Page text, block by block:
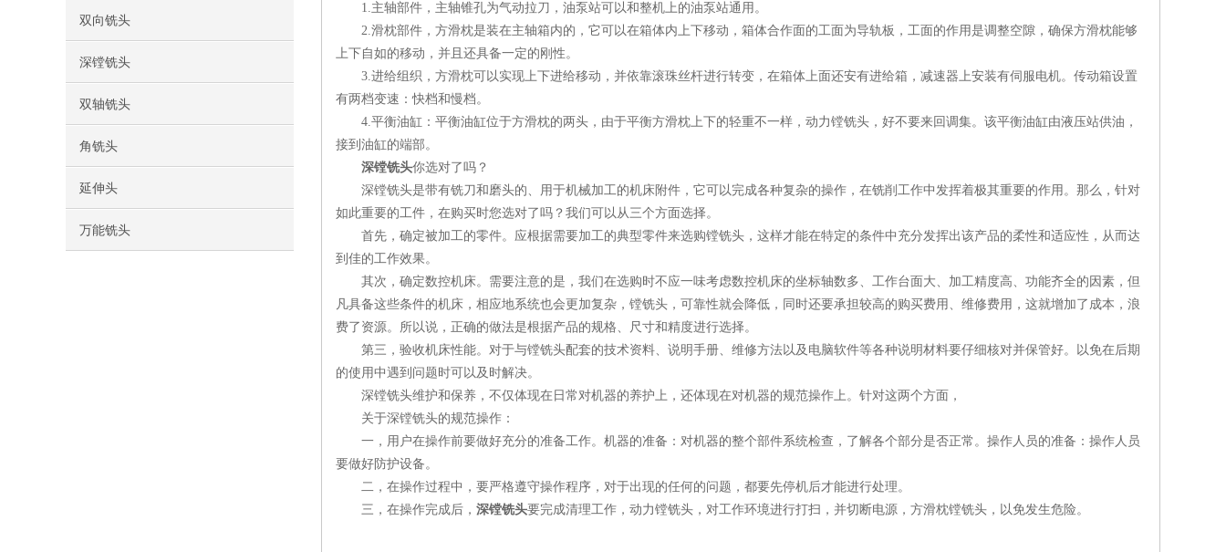
双向铣头
深镗铣头
双轴铣头
角铣头
延伸头
万能铣头
1.主轴部件，主轴锥孔为气动拉刀，油泵站可以和整机上的油泵站通用。
2.滑枕部件，方滑枕是装在主轴箱内的，它可以在箱体内上下移动，箱体合作面的工面为导轨板，工面的作用是调整空隙，确保方滑枕能够
上下自如的移动，并且还具备一定的刚性。
3.进给组织，方滑枕可以实现上下进给移动，并依靠滚珠丝杆进行转变，在箱体上面还安有进给箱，减速器上安装有伺服电机。传动箱设置
有两档变速：快档和慢档。
4.平衡油缸：平衡油缸位于方滑枕的两头，由于平衡方滑枕上下的轻重不一样，动力镗铣头，好不要来回调集。该平衡油缸由液压站供油，
接到油缸的端部。
深镗铣头你选对了吗？
深镗铣头是带有铣刀和磨头的、用于机械加工的机床附件，它可以完成各种复杂的操作，在铣削工作中发挥着极其重要的作用。那么，针对
如此重要的工件，在购买时您选对了吗？我们可以从三个方面选择。
首先，确定被加工的零件。应根据需要加工的典型零件来选购镗铣头，这样才能在特定的条件中充分发挥出该产品的柔性和适应性，从而达
到佳的工作效果。
其次，确定数控机床。需要注意的是，我们在选购时不应一味考虑数控机床的坐标轴数多、工作台面大、加工精度高、功能齐全的因素，但
凡具备这些条件的机床，相应地系统也会更加复杂，镗铣头，可靠性就会降低，同时还要承担较高的购买费用、维修费用，这就增加了成本，浪
费了资源。所以说，正确的做法是根据产品的规格、尺寸和精度进行选择。
第三，验收机床性能。对于与镗铣头配套的技术资料、说明手册、维修方法以及电脑软件等各种说明材料要仔细核对并保管好。以免在后期
的使用中遇到问题时可以及时解决。
深镗铣头维护和保养，不仅体现在日常对机器的养护上，还体现在对机器的规范操作上。针对这两个方面，
关于深镗铣头的规范操作：
一，用户在操作前要做好充分的准备工作。机器的准备：对机器的整个部件系统检查，了解各个部分是否正常。操作人员的准备：操作人员
要做好防护设备。
二，在操作过程中，要严格遵守操作程序，对于出现的任何的问题，都要先停机后才能进行处理。
三，在操作完成后， 深镗铣头要完成清理工作，动力镗铣头，对工作环境进行打扫，并切断电源，方滑枕镗铣头，以免发生危险。